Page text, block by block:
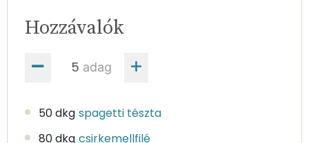
adag
Hozzávalók
50 dkg spagetti tészta
80 dkg csirkemellfilé